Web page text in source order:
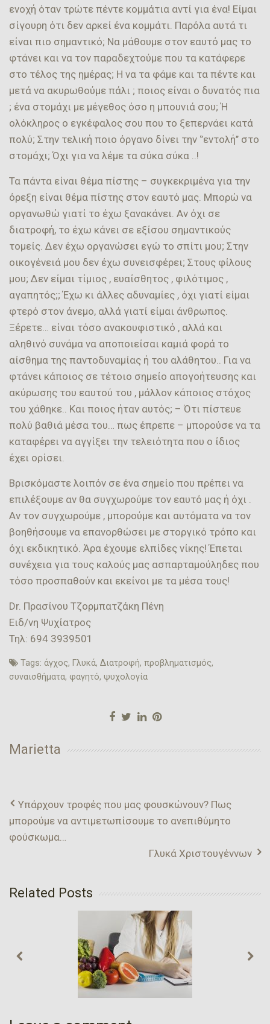
ενοχή όταν τρώτε πέντε κομμάτια αντί για ένα! Είμαι
σίγουρη ότι δεν αρκεί ένα κομμάτι. Παρόλα αυτά τι
είναι πιο σημαντικό; Να μάθουμε στον εαυτό μας το
φτάνει και να τον παραδεχτούμε που τα κατάφερε
στο τέλος της ημέρας; Η να τα φάμε και τα πέντε και
μετά να ακυρωθούμε πάλι ; ποιος είναι ο δυνατός πια
; ένα στομάχι με μέγεθος όσο η μπουνιά σου; Ή
ολόκληρος ο εγκέφαλος σου που το ξεπερνάει κατά
πολύ; Στην τελική ποιο όργανο δίνει την ‘’εντολή’’ στο
στομάχι; Όχι για να λέμε τα σύκα σύκα ..!
Τα πάντα είναι θέμα πίστης – συγκεκριμένα για την
όρεξη είναι θέμα πίστης στον εαυτό μας. Μπορώ να
οργανωθώ γιατί το έχω ξανακάνει. Αν όχι σε
διατροφή, το έχω κάνει σε εξίσου σημαντικούς
τομείς. Δεν έχω οργανώσει εγώ το σπίτι μου; Στην
οικογένειά μου δεν έχω συνεισφέρει; Στους φίλους
μου; Δεν είμαι τίμιος , ευαίσθητος , φιλότιμος ,
αγαπητός;; Έχω κι άλλες αδυναμίες , όχι γιατί είμαι
φτερό στον άνεμο, αλλά γιατί είμαι άνθρωπος.
Ξέρετε… είναι τόσο ανακουφιστικό , αλλά και
αληθινό συνάμα να αποποιείσαι καμιά φορά το
αίσθημα της παντοδυναμίας ή του αλάθητου.. Για να
φτάνει κάποιος σε τέτοιο σημείο απογοήτευσης και
ακύρωσης του εαυτού του , μάλλον κάποιος στόχος
του χάθηκε.. Και ποιος ήταν αυτός; – Ότι πίστευε
πολύ βαθιά μέσα του… πως έπρεπε – μπορούσε να τα
καταφέρει να αγγίξει την τελειότητα που ο ίδιος
έχει ορίσει.
Βρισκόμαστε λοιπόν σε ένα σημείο που πρέπει να
επιλέξουμε αν θα συγχωρούμε τον εαυτό μας ή όχι .
Αν τον συγχωρούμε , μπορούμε και αυτόματα να τον
βοηθήσουμε να επανορθώσει με στοργικό τρόπο και
όχι εκδικητικό. Άρα έχουμε ελπίδες νίκης! Έπεται
συνέχεια για τους καλούς μας ασπαρταμούληδες που
τόσο προσπαθούν και εκείνοι με τα μέσα τους!
Dr. Πρασίνου Τζορμπατζάκη Πένη
Ειδ/νη Ψυχίατρος
Τηλ: 694 3939501
Tags: άγχος, Γλυκά, Διατροφή, προβληματισμός,
συναισθήματα, φαγητό, ψυχολογία
Marietta
Υπάρχουν τροφές που μας φουσκώνουν? Πως
μπορούμε να αντιμετωπίσουμε το ανεπιθύμητο
φούσκωμα…
Γλυκά Χριστουγέννων
Related Posts
Σωστή Διατροφή
(Μέρος 2ο)